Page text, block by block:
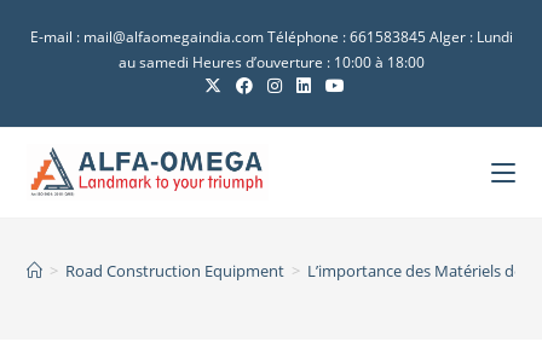
E-mail : mail@alfaomegaindia.com Téléphone : 661583845 Alger : Lundi
au samedi Heures d’ouverture : 10:00 à 18:00
> Road Construction Equipment > L’importance des Matériels de